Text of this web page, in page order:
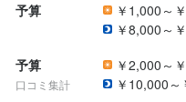
予算
￥1,000～
￥8,000～
予算
口コミ集計
￥2,000～
￥10,000